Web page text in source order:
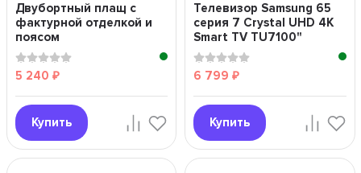
Двубортный плащ с
фактурной отделкой и
поясом
5 240 ₽
Купить
Телевизор Samsung 65
серия 7 Crystal UHD 4K
Smart TV TU7100"
6 799 ₽
Купить